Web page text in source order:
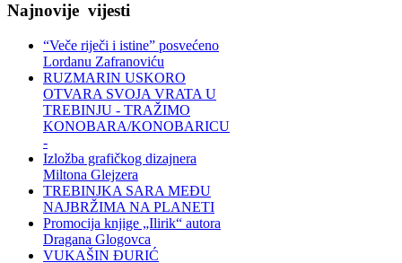
Najnovije vijesti
“Veče riječi i istine” posvećeno
Lordanu Zafranoviću
RUZMARIN USKORO
OTVARA SVOJA VRATA U
TREBINJU - TRAŽIMO
KONOBARA/KONOBARICU
-
Izložba grafičkog dizajnera
Miltona Glejzera
TREBINЈKA SARA MEĐU
NAJBRŽIMA NA PLANETI
Promocija knjige „Ilirik“ autora
Dragana Glogovca
VUKAŠIN ĐURIĆ